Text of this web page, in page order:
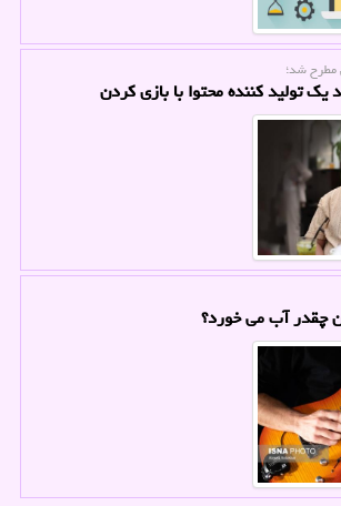
مطرح شد؛
تولید کننده محتوا با بازی کردن
چقدر آب می خورد؟